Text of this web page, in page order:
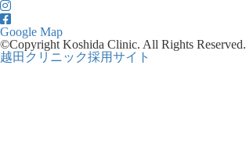
Google Map
©Copyright Koshida Clinic. All Rights Reserved.
越田クリニック採用サイト